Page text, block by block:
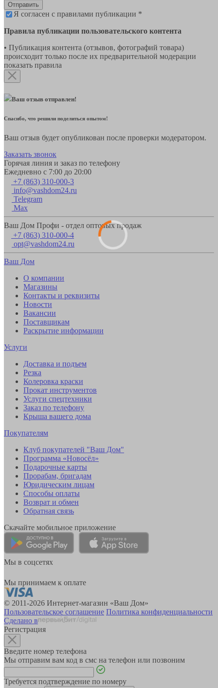
Отправить
Я согласен с правилами публикации *
Правила публикации пользовательского контента
• Публикация контента (отзывов, фотографий товара)
происходит только после их предварительной модерации
показать правила
Ваш отзыв отправлен!
Спасибо, что решили поделиться опытом!
Ваш отзыв будет опубликован после проверки модератором.
Заказать звонок
Горячая линия и заказ по телефону
Ежедневно с 7:00 до 20:00
+7 (863) 310-000-3
info@vashdom24.ru
Telegram
Max
Ваш Дом Профи - отдел оптовых продаж
+7 (863) 310-000-4
opt@vashdom24.ru
Ваш Дом
О компании
Магазины
Контакты и реквизиты
Новости
Вакансии
Поставщикам
Раскрытие информации
Услуги
Доставка и подъем
Резка
Колеровка краски
Прокат инструментов
Услуги спецтехники
Заказ по телефону
Крыша вашего дома
Покупателям
Клуб покупателей "Ваш Дом"
Программа «Новосёл»
Подарочные карты
Прорабам, бригадам
Юридическим лицам
Способы оплаты
Возврат и обмен
Обратная связь
Скачайте мобильное приложение
Мы в соцсетях
Мы принимаем к оплате
© 2011-2026 Интернет-магазин «Ваш Дом»
Пользовательское соглашение Политика конфиденциальности
Сделано в
Регистрация
Введите номер телефона
Мы отправим вам код в смс на телефон или позвоним
Требуется подтверждение по номеру